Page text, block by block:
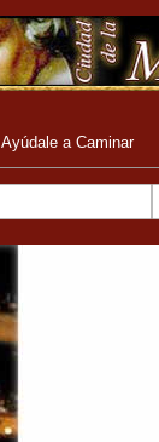
Ayúdale a Caminar